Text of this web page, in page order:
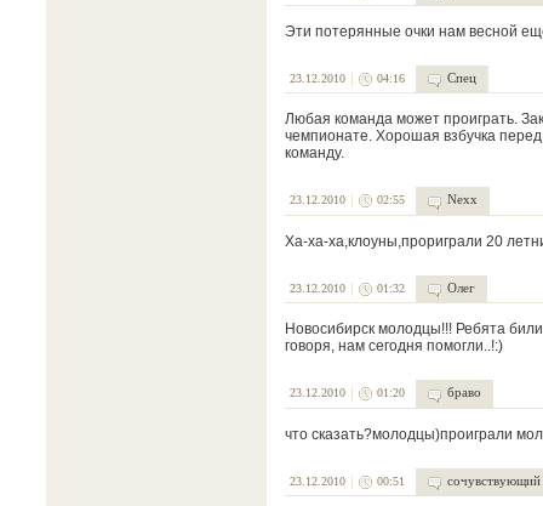
Эти потерянные очки нам весной
23.12.2010 04:16 Спец
Любая команда может проиграть.
чемпионате. Хорошая взбучка
команду.
23.12.2010 02:55 Nexx
Ха-ха-ха,клоуны,прориграли 20
23.12.2010 01:32 Олег
Новосибирск молодцы!!! Ребята
говоря, нам сегодня помогли..!:)
23.12.2010 01:20 браво
что сказать?молодцы)проиграли
23.12.2010 00:51 сочувствующий